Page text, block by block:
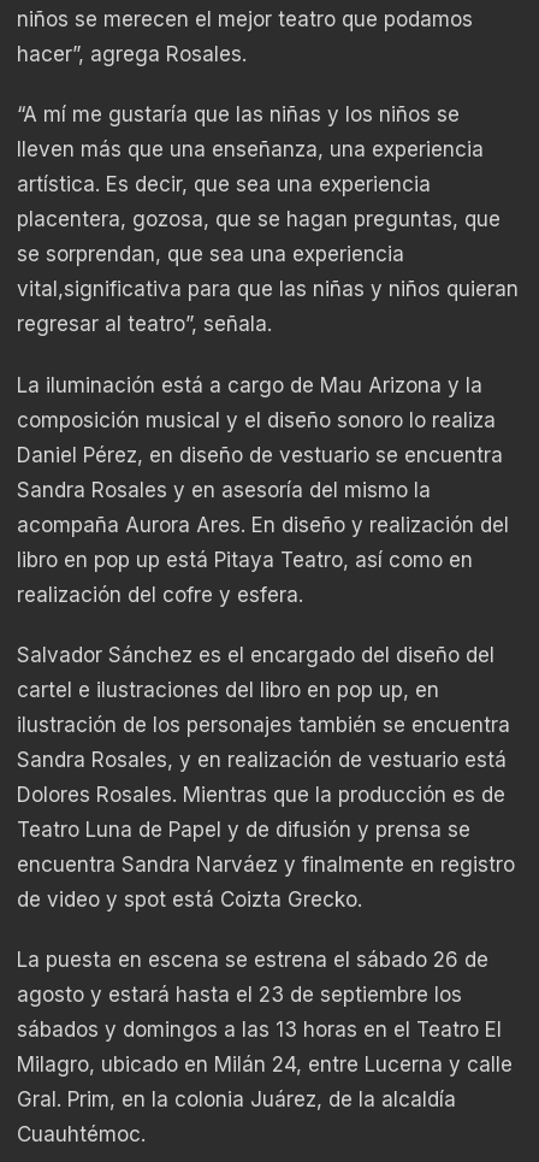
niños se merecen el mejor teatro que podamos
hacer”, agrega Rosales.
“A mí me gustaría que las niñas y los niños se
lleven más que una enseñanza, una experiencia
artística. Es decir, que sea una experiencia
placentera, gozosa, que se hagan preguntas, que
se sorprendan, que sea una experiencia
vital,significativa para que las niñas y niños quieran
regresar al teatro”, señala.
La iluminación está a cargo de Mau Arizona y la
composición musical y el diseño sonoro lo realiza
Daniel Pérez, en diseño de vestuario se encuentra
Sandra Rosales y en asesoría del mismo la
acompaña Aurora Ares. En diseño y realización del
libro en pop up está Pitaya Teatro, así como en
realización del cofre y esfera.
Salvador Sánchez es el encargado del diseño del
cartel e ilustraciones del libro en pop up, en
ilustración de los personajes también se encuentra
Sandra Rosales, y en realización de vestuario está
Dolores Rosales. Mientras que la producción es de
Teatro Luna de Papel y de difusión y prensa se
encuentra Sandra Narváez y finalmente en registro
de video y spot está Coizta Grecko.
La puesta en escena se estrena el sábado 26 de
agosto y estará hasta el 23 de septiembre los
sábados y domingos a las 13 horas en el Teatro El
Milagro, ubicado en Milán 24, entre Lucerna y calle
Gral. Prim, en la colonia Juárez, de la alcaldía
Cuauhtémoc.